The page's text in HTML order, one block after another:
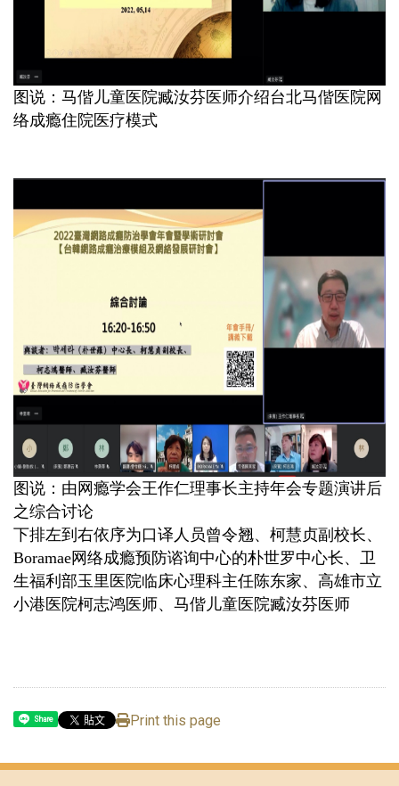
图说：马偕儿童医院臧汝芬医师介绍台北马偕医院网
络成瘾住院医疗模式
图说：由网瘾学会王作仁理事长主持年会专题演讲后
之综合讨论
下排左到右依序为口译人员曾令翘、柯慧贞副校长、
Boramae网络成瘾预防谘询中心的朴世罗中心长、卫
生福利部玉里医院临床心理科主任陈东家、高雄市立
小港医院柯志鸿医师、马偕儿童医院臧汝芬医师
Share Print this page